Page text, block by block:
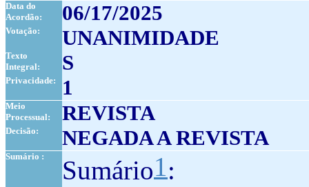
Data do
Acordão:
06/17/2025
Votação: UNANIMIDADE
Texto
Integral:
S
Privacidade: 1
Meio
Processual:
REVISTA
Decisão: NEGADA A REVISTA
Sumário : Sumário1: